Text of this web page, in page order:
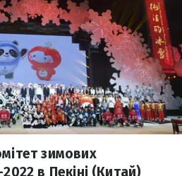
зимових
2022 в Пекіні (Китай)